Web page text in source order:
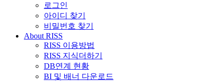
로그인
아이디 찾기
비밀번호 찾기
About RISS
RISS 이용방법
RISS 지식더하기
DB연계 현황
BI 및 배너 다운로드